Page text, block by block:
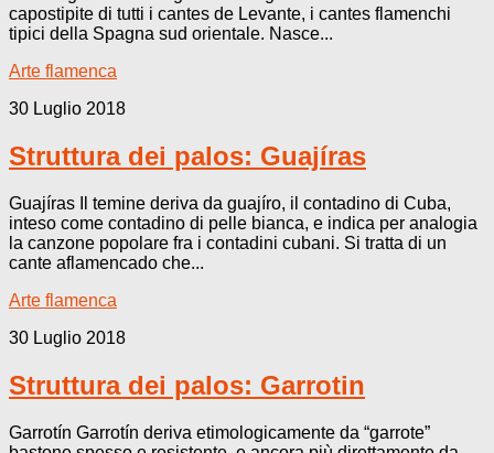
capostipite di tutti i cantes de Levante, i cantes flamenchi
tipici della Spagna sud orientale. Nasce...
Arte flamenca
30 Luglio 2018
Struttura dei palos: Guajíras
Guajíras Il temine deriva da guajíro, il contadino di Cuba,
inteso come contadino di pelle bianca, e indica per analogia
la canzone popolare fra i contadini cubani. Si tratta di un
cante aflamencado che...
Arte flamenca
30 Luglio 2018
Struttura dei palos: Garrotin
Garrotín Garrotín deriva etimologicamente da “garrote”